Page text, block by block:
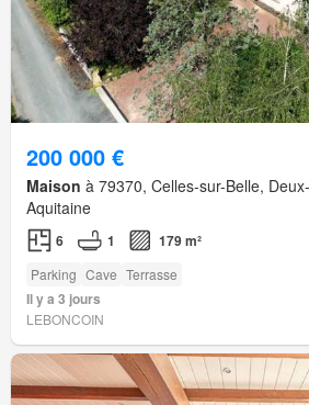
200 000 €
Maison à 79370, Celles-sur-Belle,
Aquitaine
6 1 179 m²
Parking Cave Terrasse
Il y a 3 jours
LEBONCOIN